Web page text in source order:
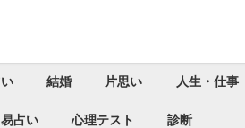
結婚 片思い 人生・仕事
易占い 心理テスト 診断